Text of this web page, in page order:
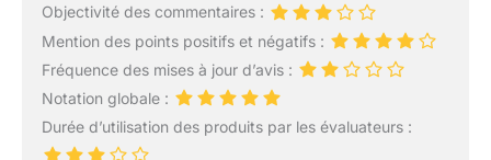
Objectivité des commentaires :
Mention des points positifs et négatifs :
Fréquence des mises à jour d’avis :
Notation globale :
Durée d’utilisation des produits par les évaluateurs :